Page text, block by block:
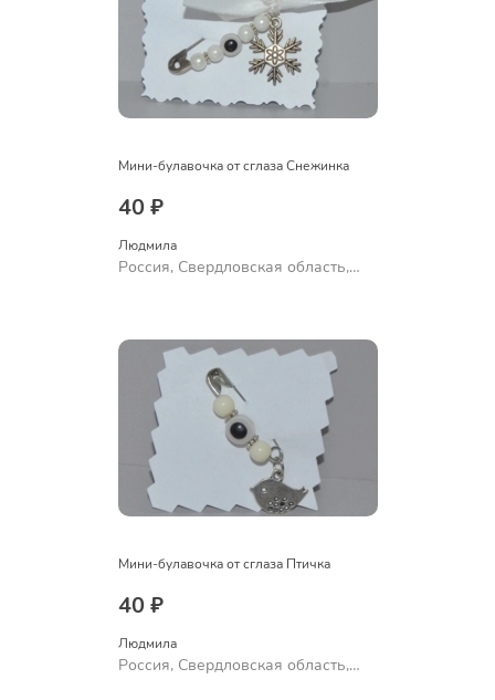
Мини-булавочка от сглаза Снежинка
40 ₽
Людмила
Россия, Свердловская область,
Мини-булавочка от сглаза Птичка
40 ₽
Людмила
Россия, Свердловская область,